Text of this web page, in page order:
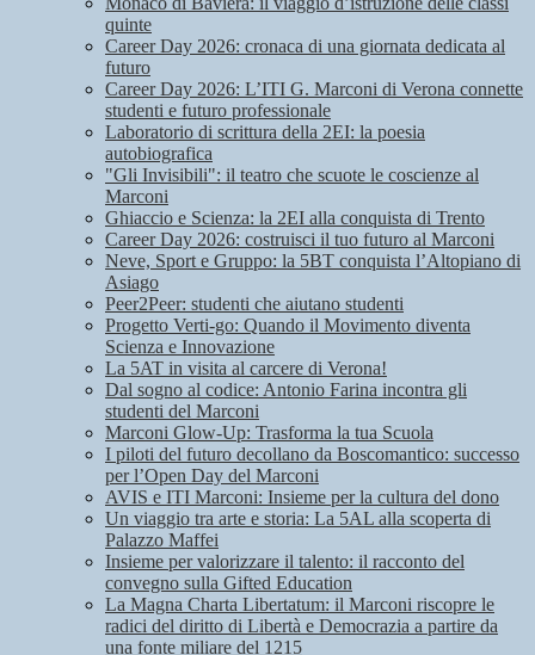
quinte
Career Day 2026: cronaca di una giornata dedicata al
futuro
Career Day 2026: L’ITI G. Marconi di Verona connette
studenti e futuro professionale
Laboratorio di scrittura della 2EI: la poesia
autobiografica
"Gli Invisibili": il teatro che scuote le coscienze al
Marconi
Ghiaccio e Scienza: la 2EI alla conquista di Trento
Career Day 2026: costruisci il tuo futuro al Marconi
Neve, Sport e Gruppo: la 5BT conquista l’Altopiano di
Asiago
Peer2Peer: studenti che aiutano studenti
Progetto Verti-go: Quando il Movimento diventa
Scienza e Innovazione
La 5AT in visita al carcere di Verona!
Dal sogno al codice: Antonio Farina incontra gli
studenti del Marconi
Marconi Glow-Up: Trasforma la tua Scuola
I piloti del futuro decollano da Boscomantico: successo
per l’Open Day del Marconi
AVIS e ITI Marconi: Insieme per la cultura del dono
Un viaggio tra arte e storia: La 5AL alla scoperta di
Palazzo Maffei
Insieme per valorizzare il talento: il racconto del
convegno sulla Gifted Education
La Magna Charta Libertatum: il Marconi riscopre le
radici del diritto di Libertà e Democrazia a partire da
una fonte miliare del 1215